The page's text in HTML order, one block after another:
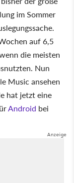
im Sommer
auf 6,5
die meisten
Nun
Music ansehen
hat jetzt eine
Android bei